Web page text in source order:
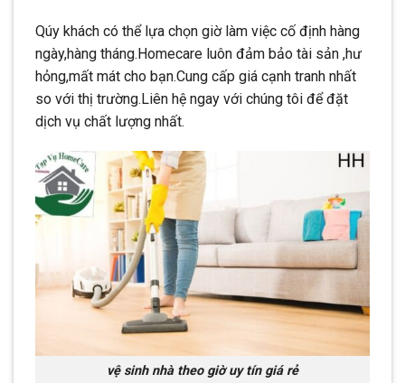
Qúy khách có thể lựa chọn giờ làm việc cố định hàng
ngày,hàng tháng.Homecare luôn đảm bảo tài sản ,hư
hỏng,mất mát cho bạn.Cung cấp giá cạnh tranh nhất
so với thị trường.Liên hệ ngay với chúng tôi để đặt
dịch vụ chất lượng nhất.
vệ sinh nhà theo giờ uy tín giá rẻ